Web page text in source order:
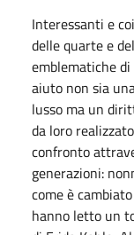
Interessanti e
delle quarte e
emblematiche
aiuto non sia
lusso ma un
da loro
confronto
generazioni:
come è
hanno letto un